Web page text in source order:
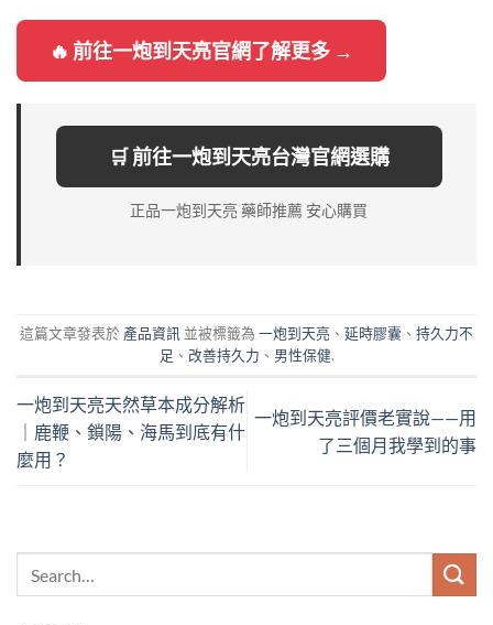
🔥 前往一炮到天亮官網了解更多 →
🛒 前往一炮到天亮台灣官網選購
正品一炮到天亮 藥師推薦 安心購買
這篇文章發表於 產品資訊 並被標籤為 一炮到天亮 、 延時膠囊 、 持久力不
足 、 改善持久力 、 男性保健.
一炮到天亮天然草本成分解析
｜鹿鞭、鎖陽、海馬到底有什
麼用？
一炮到天亮評價老實說——用
了三個月我學到的事